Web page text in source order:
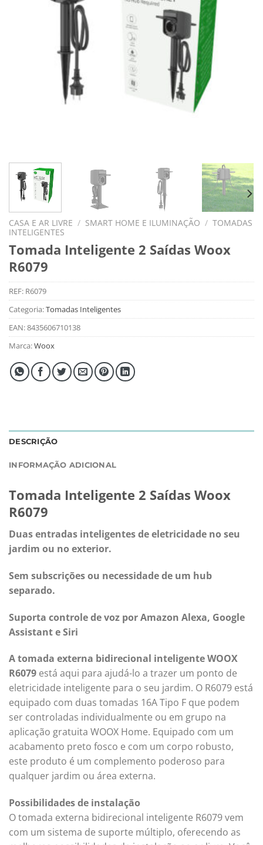
CASA E AR LIVRE / SMART HOME E ILUMINAÇÃO / TOMADAS
INTELIGENTES
Tomada Inteligente 2 Saídas Woox
R6079
REF: R6079
Categoria:Tomadas Inteligentes
EAN:8435606710138
Marca:Woox
DESCRIÇÃO
INFORMAÇÃO ADICIONAL
Tomada Inteligente 2 Saídas Woox
R6079
Duas entradas inteligentes de eletricidade no seu
jardim ou no exterior.
Sem subscrições ou necessidade de um hub
separado.
Suporta controle de voz por Amazon Alexa, Google
Assistant e Siri
A tomada externa bidirecional inteligente WOOX
R6079 está aqui para ajudá-lo a trazer um ponto de
eletricidade inteligente para o seu jardim. O R6079 está
equipado com duas tomadas 16A Tipo F que podem
ser controladas individualmente ou em grupo na
aplicação gratuita WOOX Home. Equipado com um
acabamento preto fosco e com um corpo robusto,
este produto é um complemento poderoso para
qualquer jardim ou área externa.
Possibilidades de instalação
O tomada externa bidirecional inteligente R6079 vem
com um sistema de suporte múltiplo, oferecendo as